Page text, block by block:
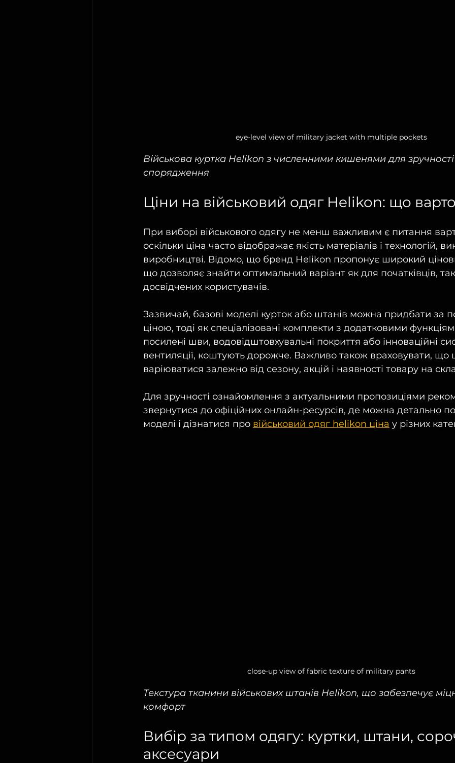
eye-level view of military jacket with multiple pockets
Військова куртка Helikon з численними кишенями для зручності
спорядження
Ціни на військовий одяг Helikon: що
При виборі військового одягу не менш важливим є питання
оскільки ціна часто відображає якість матеріалів і технологій,
виробництві. Відомо, що бренд Helikon пропонує широкий
що дозволяє знайти оптимальний варіант як для початківців, так
досвідчених користувачів.
Зазвичай, базові моделі курток або штанів можна придбати за
ціною, тоді як спеціалізовані комплекти з додатковими
посилені шви, водовідштовхувальні покриття або інноваційні
вентиляції, коштують дорожче. Важливо також враховувати, що
варіюватися залежно від сезону, акцій і наявності товару на
Для зручності ознайомлення з актуальними пропозиціями
звернутися до офіційних онлайн-ресурсів, де можна детально
моделі і дізнатися про військовий одяг helikon ціна у різних
close-up view of fabric texture of military pants
Текстура тканини військових штанів Helikon, що забезпечує
комфорт
Вибір за типом одягу: куртки, штани,
аксесуари